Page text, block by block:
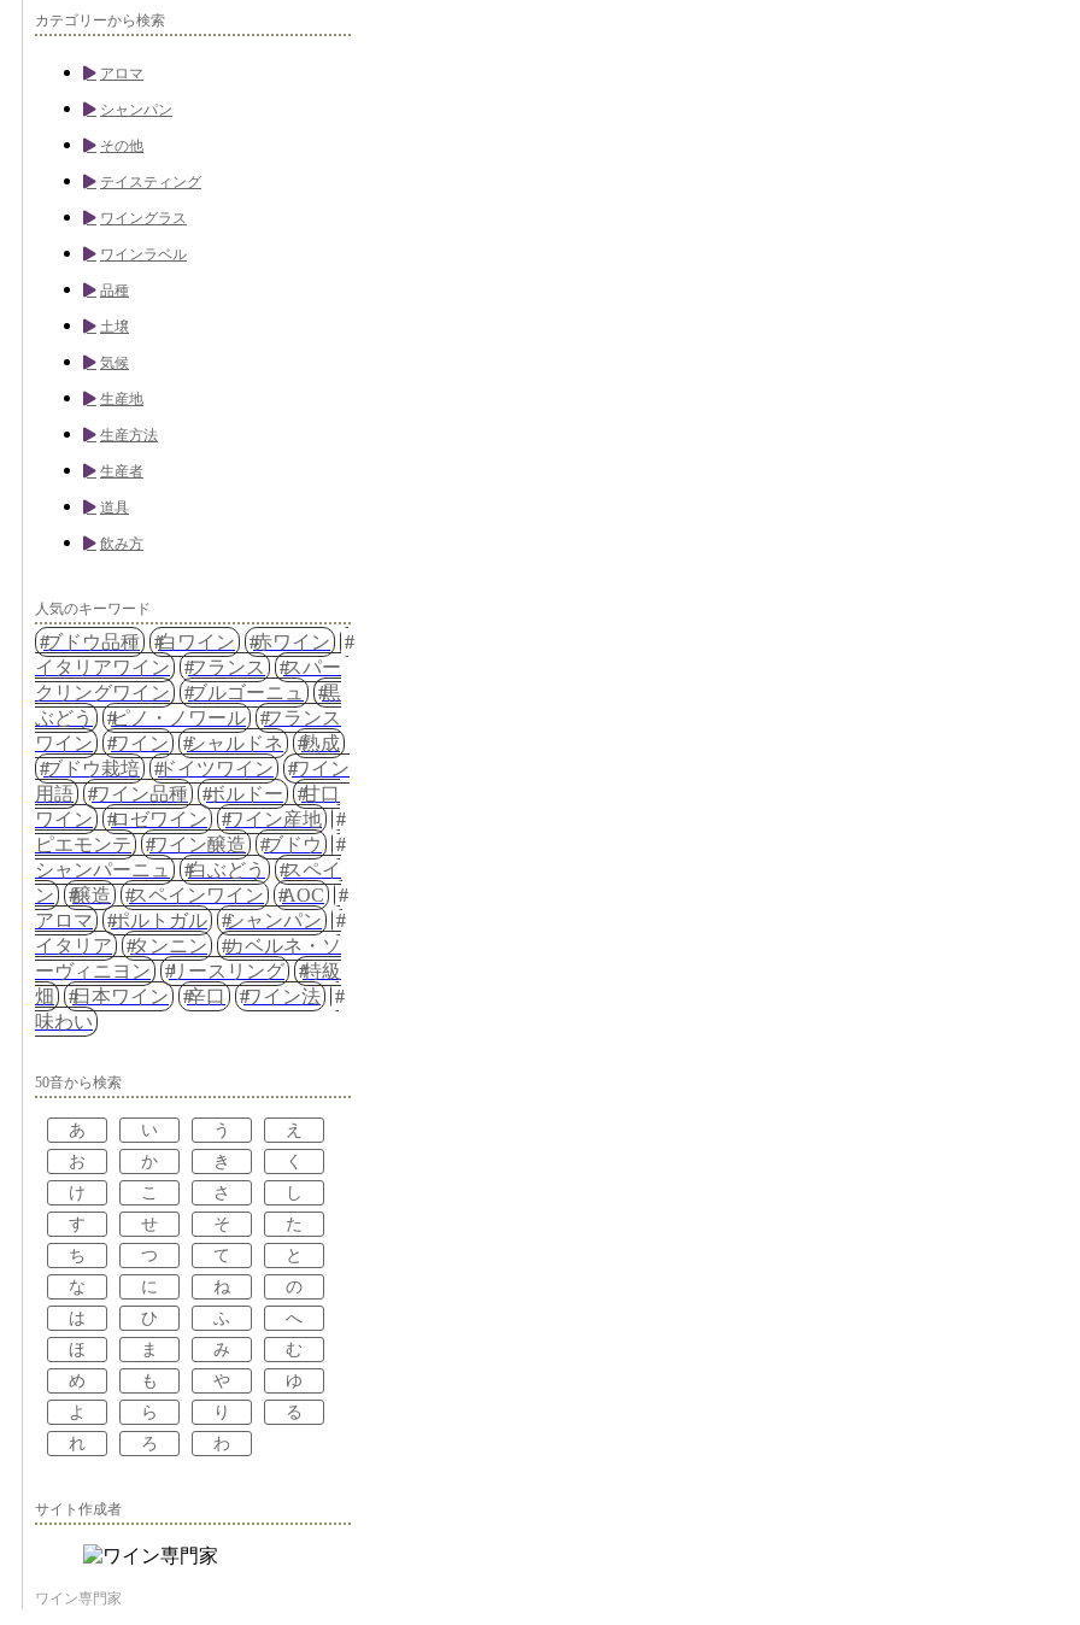
カテゴリーから検索
アロマ
シャンパン
その他
テイスティング
ワイングラス
ワインラベル
品種
土壌
気候
生産地
生産方法
生産者
道具
飲み方
人気のキーワード
ブドウ品種 白ワイン
赤ワイン
イタリアワイン
フランス
スパー
クリングワイン
ブルゴーニュ
黒
ぶどう
ピノ・ノワール
フランス
ワイン
ワイン シャルドネ
熟成
ブドウ栽培
ドイツワイン
ワイン
用語
ワイン品種 ボルドー
甘口
ワイン
ロゼワイン
ワイン産地
ピエモンテ
ワイン醸造
ブドウ
シャンパーニュ
白ぶどう
スペイ
ン
醸造 スペインワイン
AOC
アロマ
ポルトガル
シャンパン
イタリア
タンニン
カベルネ・ソ
ーヴィニヨン
リースリング
特級
畑
日本ワイン 辛口
ワイン法
味わい
50音から検索
あ い う
え
お
か き
く
け
こ さ
し
す
せ そ
た
ち
つ て
と
な
に ね
の
は
ひ ふ
へ
ほ
ま み
む
め
も や
ゆ
よ
ら り
る
れ
ろ わ
サイト作成者
ワイン専門家